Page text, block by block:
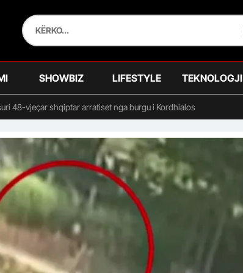
SHOWBIZ LIFESTYLE TEKNOLOGJI
48-vjeçar shqiptar arratiset nga burgu i Kordhialos